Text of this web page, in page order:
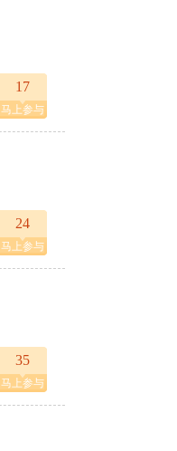
17
马上参与
24
马上参与
35
马上参与